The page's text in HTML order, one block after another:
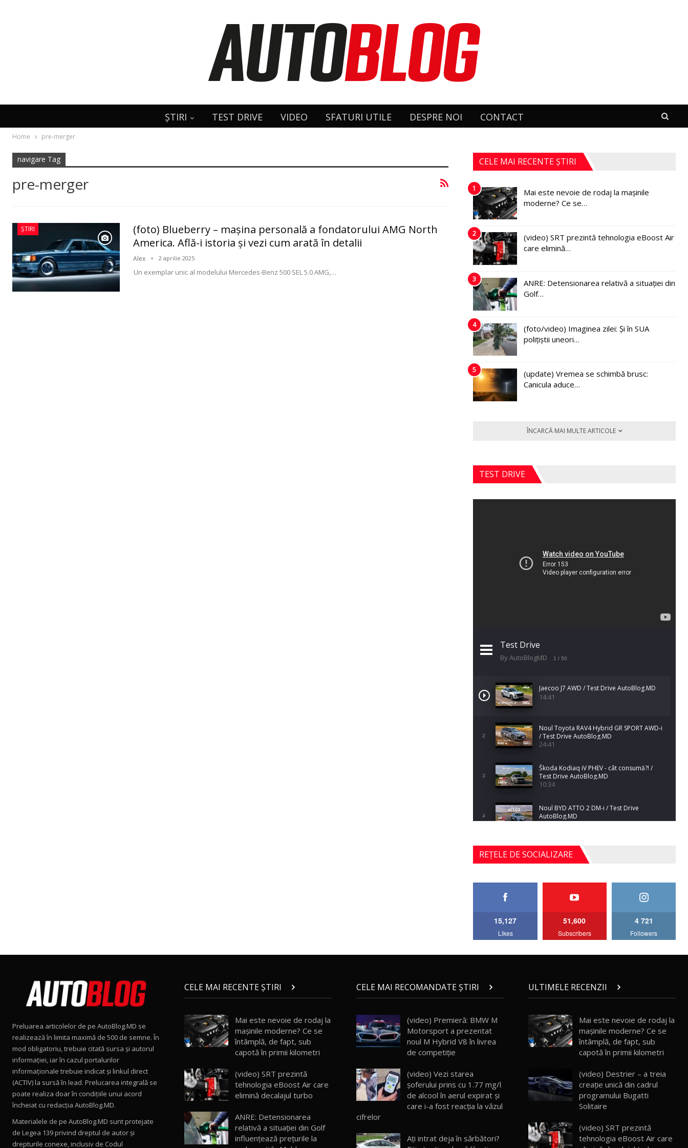
ȘTIRI TEST DRIVE VIDEO SFATURI UTILE DESPRE NOI CONTACT
Home pre-merger
navigare Tag
pre-merger
ȘTIRI
(foto) Blueberry – mașina personală a fondatorului AMG North
America. Află-i istoria și vezi cum arată în detalii
Alex 2 aprilie 2025
Un exemplar unic al modelului Mercedes-Benz 500 SEL 5.0 AMG,…
CELE MAI RECENTE ȘTIRI
1
Mai este nevoie de rodaj la mașinile
moderne? Ce se…
2
(video) SRT prezintă tehnologia eBoost Air
care elimină…
3
ANRE: Detensionarea relativă a situației din
Golf…
4
(foto/video) Imaginea zilei: Și în SUA
polițiștii uneori…
5
(update) Vremea se schimbă brusc:
Canicula aduce…
ÎNCARCĂ MAI MULTE ARTICOLE
TEST DRIVE
Test Drive
By AutoBlogMD 1 / 50
Jaecoo J7 AWD / Test Drive AutoBlog.MD
14:41
2
Noul Toyota RAV4 Hybrid GR SPORT AWD-i
/ Test Drive AutoBlog.MD
24:41
3
Škoda Kodiaq iV PHEV - cât consumă?! /
Test Drive AutoBlog.MD
10:34
4
Noul BYD ATTO 2 DM-i / Test Drive
AutoBlog.MD
5
Noul Mercedes-Benz S-Class facelift (S 580
4MATIC V223) / Test Drive AutoBlog.MD
27:33
AutoBlog.MD
15:08
15:22
Mercedes-AMG E 53 HYBRID 4MATIC+ /
Test Drive AutoBlog.MD
11
Noul Volvo ES90 / Test Drive AutoBlog.MD
27:58
12
Noul MG HS / Test Drive AutoBlog.MD
16:48
REȚELE DE SOCIALIZARE
15,127
Likes
51,600
Subscribers
4 721
Followers
Preluarea articolelor de pe AutoBlog.MD se
realizează în limita maximă de 500 de semne. În
mod obligatoriu, trebuie citată sursa și autorul
informației, iar în cazul portalurilor
informaționale trebuie indicat și linkul direct
(ACTIV) la sursă în lead. Prelucarea integrală se
poate realiza doar în condițiile unui acord
încheiat cu redacţia AutoBlog.MD.
Materialele de pe AutoBlog.MD sunt protejate
de Legea 139 privind dreptul de autor și
drepturile conexe, inclusiv de Codul
CELE MAI RECENTE ȘTIRI
Mai este nevoie de rodaj la
mașinile moderne? Ce se
întâmplă, de fapt, sub
capotă în primii kilometri
(video) SRT prezintă
tehnologia eBoost Air care
elimină decalajul turbo
ANRE: Detensionarea
relativă a situației din Golf
influențează prețurile la
CELE MAI RECOMANDATE ȘTIRI
(video) Premieră: BMW M
Motorsport a prezentat
noul M Hybrid V8 în livrea
de competiție
(video) Vezi starea
şoferului prins cu 1.77 mg/l
de alcool în aerul expirat şi
care i-a fost reacţia la văzul
cifrelor
Aţi intrat deja în sărbători?
ULTIMELE RECENZII
Mai este nevoie de rodaj la
mașinile moderne? Ce se
întâmplă, de fapt, sub
capotă în primii kilometri
(video) Destrier – a treia
creație unică din cadrul
programului Bugatti
Solitaire
(video) SRT prezintă
tehnologia eBoost Air care